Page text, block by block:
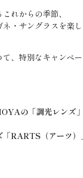
れからの季節、
ネ・サングラスを楽
て、特別なキャンペ
の「調光レンズ
「RARTS（アーツ